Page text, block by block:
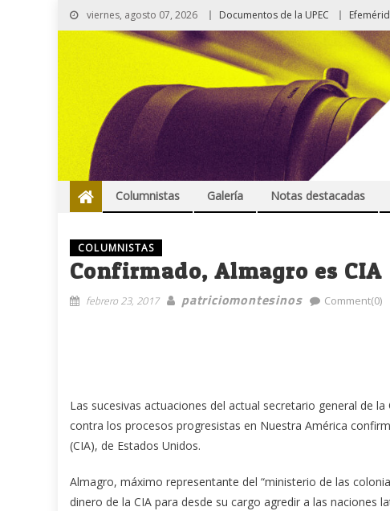
viernes, agosto 07, 2026 Documentos de la UPEC
Columnistas Galería Notas destacadas
COLUMNISTAS
Confirmado, Almagro es CIA
febrero 23, 2017 patriciomontesinos Comment(0)
Las sucesivas actuaciones del actual secretario general de
contra los procesos progresistas en Nuestra América
(CIA), de Estados Unidos.
Almagro, máximo representante del “ministerio de las
dinero de la CIA para desde su cargo agredir a las naciones